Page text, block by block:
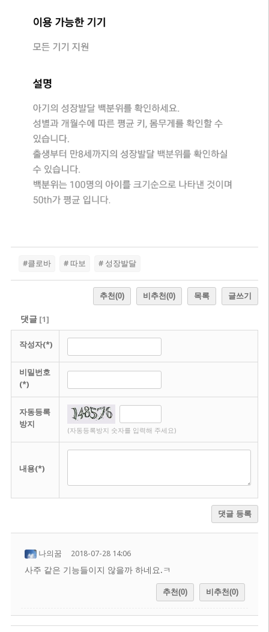
#클로바 # 따보 # 성장발달
추천(0) 비추천(0) 목록 글쓰기
댓글[1]
작성자(*)
비밀번호
(*)
자동등록
방지
(자동등록방지 숫자를 입력해 주세요)
내용(*)
댓글 등록
나의꿈 2018-07-28 14:06
사주 같은 기능들이지 않을까 하네요.ㅋ
추천(0) 비추천(0)